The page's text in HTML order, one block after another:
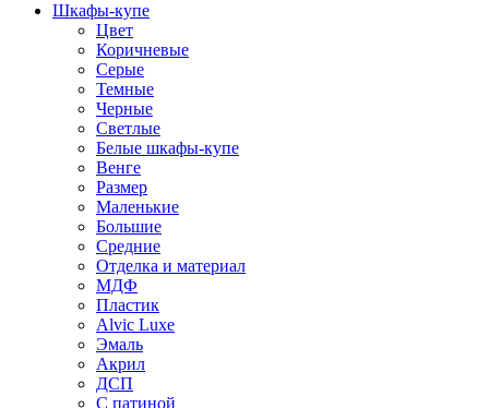
Шкафы-купе
Цвет
Коричневые
Серые
Темные
Черные
Светлые
Белые шкафы-купе
Венге
Размер
Маленькие
Большие
Средние
Отделка и материал
МДФ
Пластик
Alvic Luxe
Эмаль
Акрил
ДСП
С патиной